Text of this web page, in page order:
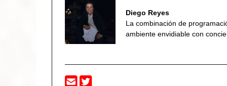
Diego Reyes
La combinación de
ambiente envidiable con